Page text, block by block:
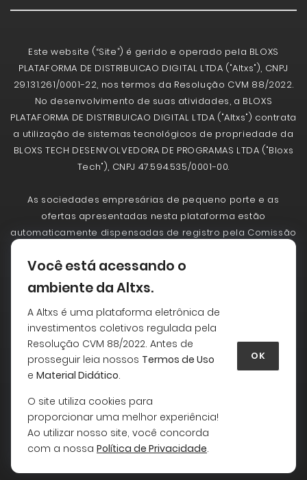
Você está acessando o
ambiente da Altxs.
A Altxs é uma plataforma eletrônica de
investimentos coletivos regulada pela
Resolução CVM 88/2022. Antes de
prosseguir leia nossos Termos de Uso
e Material Didático.
O site utiliza cookies para
proporcionar uma melhor experiência!
Ao utilizar nosso site, você concorda
com a nossa Política de Privacidade.
OK
Este website (“Site”) é gerido e operado pela BLOXS
PLATAFORMA DE DISTRIBUICAO DIGITAL LTDA ("Altxs"), CNPJ
29.131.261/0001-22, nos termos da Resolução CVM 88/2022.
No desenvolvimento de suas atividades, a BLOXS
PLATAFORMA DE DISTRIBUICAO DIGITAL LTDA ("Altxs") contrata
a utilização de sistemas tecnológicos de propriedade da
BLOXS TECH DESENVOLVEDORA DE PROGRAMAS LTDA ("Bloxs
Tech"), CNPJ 47.594.535/0001-00.
As sociedades empresárias de pequeno porte e as
ofertas apresentadas nesta plataforma estão
automaticamente dispensadas de registro pela Comissão
previamente as ofertas. As ofertas realizadas não
implicam por parte da CVM a garantia da veracidade das
vigente ou julgamento sobre a qualidade da sociedade
empresária de pequeno porte. Antes de aceitar uma
oferta leia com atenção as informações essenciais da
oferta, em especial a seção de alertas sobre riscos.
BLOXS PLATAFORMA DE DISTRIBUICAO DIGITAL LTDA | CNPJ:
29.131.261/0001-22
Copyright © 2026 - Todos os direitos reservados